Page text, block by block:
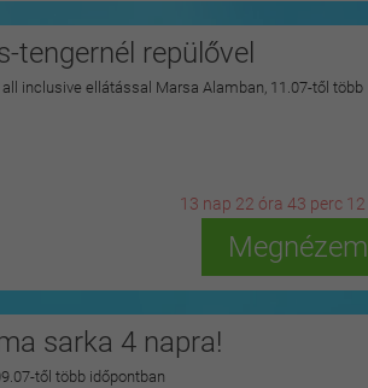
tengernél repülővel
inclusive ellátással Marsa Alamban, 11.07-től több
13 nap 22 óra 43 perc 10
Megnézem
sarka 4 napra!
től több időpontban